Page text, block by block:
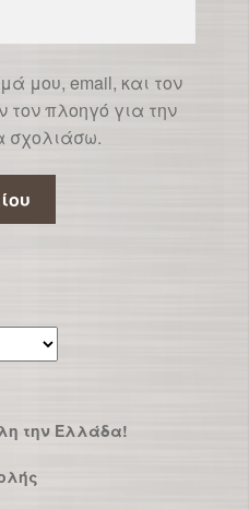
μου, email, και τον
τον πλοηγό για την
σχολιάσω.
την Ελλάδα!